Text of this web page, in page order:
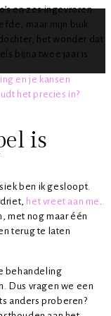
en zes ingevroren.
maar mijn buik
het wonder dat
bijna twee jaar is.
en je kansen
het precies in?
is
ben ik gesloopt.
het vreet aan me .
met nog maar één
terug te laten
behandeling
Dus vragen we een
anders proberen?